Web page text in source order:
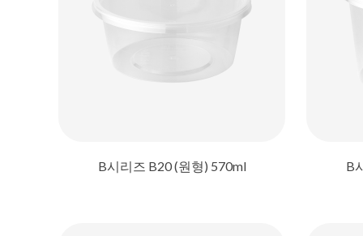
B시리즈 B20 (원형) 570ml B